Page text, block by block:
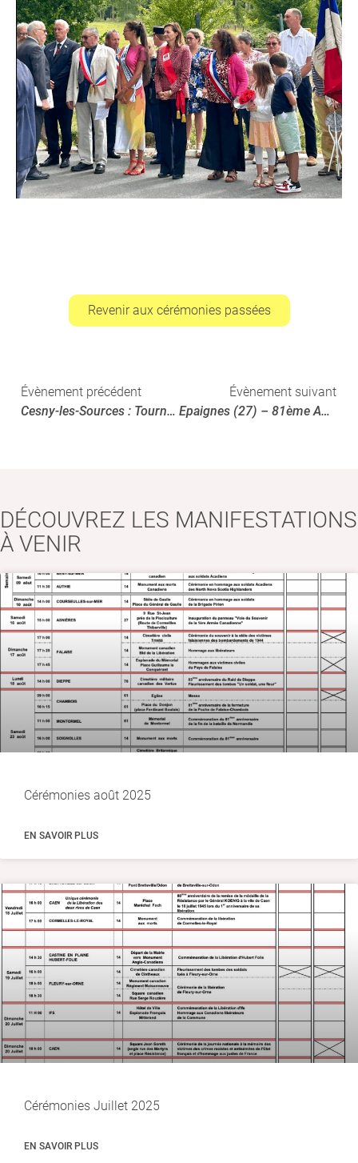
Revenir aux cérémonies passées
Évènement précédent
Cesny-les-Sources : Tournebu (14) – Cérémonie commémorative canadienne
Évènement suivant
Epaignes (27) – 81ème Anniversaire de la Libération
DÉCOUVREZ LES MANIFESTATIONS
À VENIR
Cérémonies août 2025
EN SAVOIR PLUS
Cérémonies Juillet 2025
EN SAVOIR PLUS